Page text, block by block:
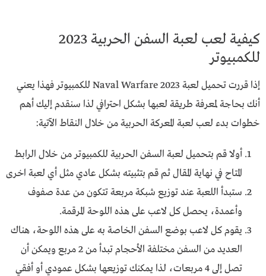
كيفية لعب لعبة السفن الحربية 2023
للكمبيوتر
إذا قررت تحميل لعبة Naval Warfare 2023 للكمبيوتر فهذا يعني
أنك بحاجة لمعرفة طريقة لعبها بشكل احترافي لذا سنقدم إليك أهم
خطوات بدء لعب لعبة المعركة الحربية من خلال النقاط الآتية:
أولا قم بتحميل لعبة السفن الحربية للكمبيوتر من خلال الرابط
المتاح في نهاية المقال ثم قم بتثبيته بشكل عادي مثل أي لعبة اخرى
ستبدأ اللعبة عند توزيع شبكة مربعة تتكون من عدة صفوف
وأعمدة، يحصل كل لاعب على هذه اللوحة المرقمة.
يقوم كل لاعب بوضع السفن الخاصة به على هذه اللوحة، هناك
العديد من السفن مختلفة الأحجام تبدأ من 2 مربع ويمكن أن
تصل إلى 4 مربعات، لذا يمكنك توزيعها بشكل عمودي أو أفقي